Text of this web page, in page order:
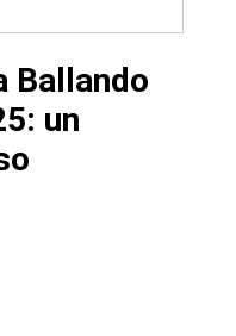
euro a
Ballando
un